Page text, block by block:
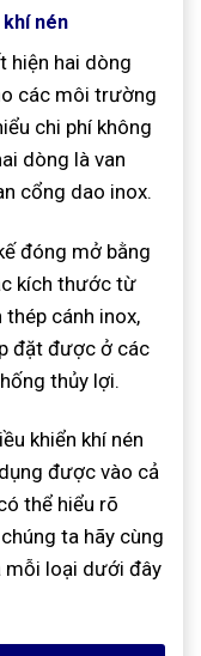
nén
hiện hai dòng
các môi trường
chi phí không
dòng là van
cổng dao inox.
đóng mở bằng
kích thước từ
cánh inox,
đặt được ở các
thủy lợi.
khiển khí nén
được vào cả
thể hiểu rõ
ta hãy cùng
mỗi loại dưới đây